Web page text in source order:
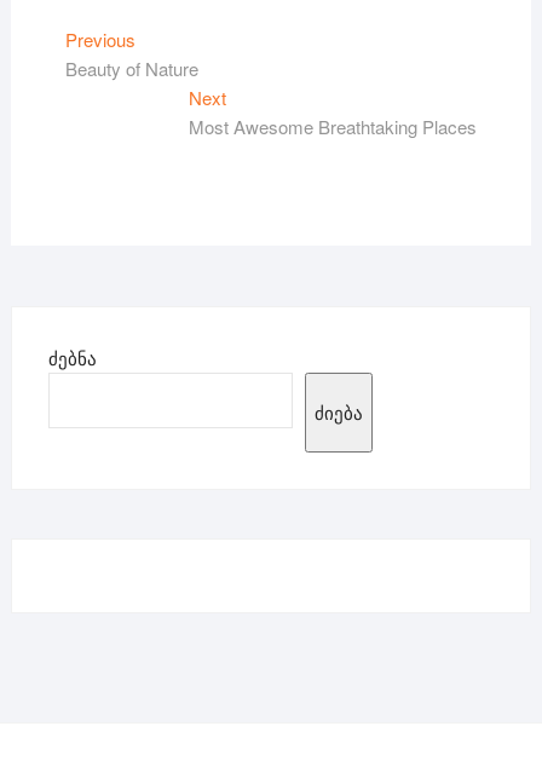
პოსტის
ნავიგაცია
PreviousPrevious
post:
Beauty of Nature
NextNext
post:
Most Awesome Breathtaking Places
ძებნა
ძიება